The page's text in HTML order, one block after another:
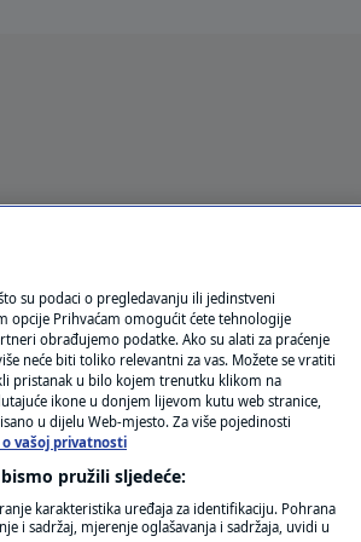
su podaci o pregledavanju ili jedinstveni
Prihvaćam omogućit ćete tehnologije
obrađujemo podatke. Ako su alati za praćenje
neće biti toliko relevantni za vas. Možete se vratiti
pristanak u bilo kojem trenutku klikom na
ikone u donjem lijevom kutu web stranice,
u dijelu Web-mjesto. Za više pojedinosti
vašoj privatnosti
pružili sljedeće:
karakteristika uređaja za identifikaciju. Pohrana
i sadržaj, mjerenje oglašavanja i sadržaja, uvidi u